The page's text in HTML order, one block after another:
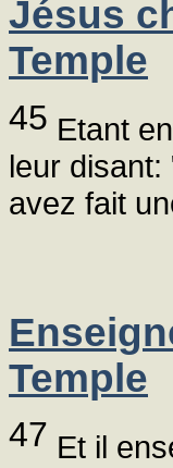
Jésus
Temple
45 Etant
leur
avez fait
Temple
47 Et il